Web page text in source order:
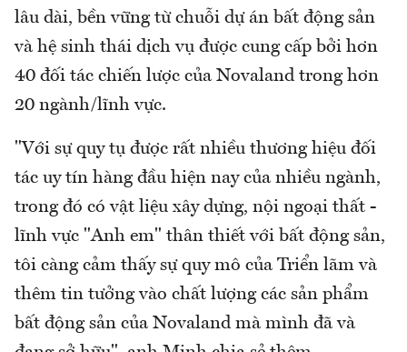
lâu dài, bền vững từ chuỗi dự án bất động sản
và hệ sinh thái dịch vụ được cung cấp bởi hơn
40 đối tác chiến lược của Novaland trong hơn
20 ngành/lĩnh vực.
"Với sự quy tụ được rất nhiều thương hiệu đối
tác uy tín hàng đầu hiện nay của nhiều ngành,
trong đó có vật liệu xây dựng, nội ngoại thất -
lĩnh vực "Anh em" thân thiết với bất động sản,
tôi càng cảm thấy sự quy mô của Triển lãm và
thêm tin tưởng vào chất lượng các sản phẩm
bất động sản của Novaland mà mình đã và